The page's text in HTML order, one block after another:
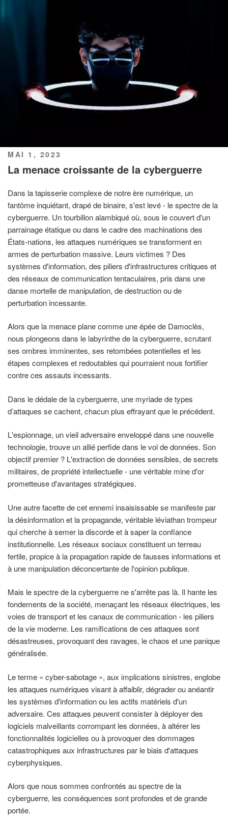
PUBLIÉ
LE
MAI 1, 2023
La menace croissante de la cyberguerre
Dans la tapisserie complexe de notre ère numérique, un
fantôme inquiétant, drapé de binaire, s'est levé - le spectre de la
cyberguerre. Un tourbillon alambiqué où, sous le couvert d'un
parrainage étatique ou dans le cadre des machinations des
États-nations, les attaques numériques se transforment en
armes de perturbation massive. Leurs victimes ? Des
systèmes d'information, des piliers d'infrastructures critiques et
des réseaux de communication tentaculaires, pris dans une
danse mortelle de manipulation, de destruction ou de
perturbation incessante.
Alors que la menace plane comme une épée de Damoclès,
nous plongeons dans le labyrinthe de la cyberguerre, scrutant
ses ombres imminentes, ses retombées potentielles et les
étapes complexes et redoutables qui pourraient nous fortifier
contre ces assauts incessants.
Dans le dédale de la cyberguerre, une myriade de types
d’attaques se cachent, chacun plus effrayant que le précédent.
L'espionnage, un vieil adversaire enveloppé dans une nouvelle
technologie, trouve un allié perfide dans le vol de données. Son
objectif premier ? L'extraction de données sensibles, de secrets
militaires, de propriété intellectuelle - une véritable mine d'or
prometteuse d'avantages stratégiques.
Une autre facette de cet ennemi insaisissable se manifeste par
la désinformation et la propagande, véritable léviathan trompeur
qui cherche à semer la discorde et à saper la confiance
institutionnelle. Les réseaux sociaux constituent un terreau
fertile, propice à la propagation rapide de fausses informations et
à une manipulation déconcertante de l'opinion publique.
Mais le spectre de la cyberguerre ne s'arrête pas là. Il hante les
fondements de la société, menaçant les réseaux électriques, les
voies de transport et les canaux de communication - les piliers
de la vie moderne. Les ramifications de ces attaques sont
désastreuses, provoquant des ravages, le chaos et une panique
généralisée.
Le terme « cyber-sabotage », aux implications sinistres, englobe
les attaques numériques visant à affaiblir, dégrader ou anéantir
les systèmes d'information ou les actifs matériels d'un
adversaire. Ces attaques peuvent consister à déployer des
logiciels malveillants corrompant les données, à altérer les
fonctionnalités logicielles ou à provoquer des dommages
catastrophiques aux infrastructures par le biais d'attaques
cyberphysiques.
Alors que nous sommes confrontés au spectre de la
cyberguerre, les conséquences sont profondes et de grande
portée.